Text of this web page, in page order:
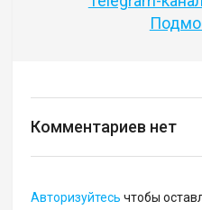
Комментариев нет
Авторизуйтесь чтобы